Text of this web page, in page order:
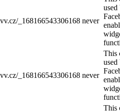
_168166543306168 never
used
_168166543306168 never
This
used
This